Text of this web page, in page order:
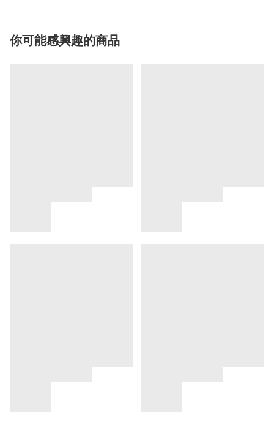
你可能感興趣的商品